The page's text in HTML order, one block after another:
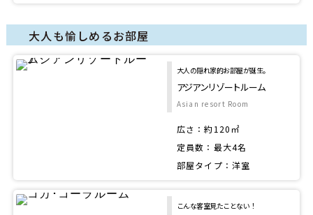
大人も愉しめるお部屋
大人の隠れ家的お部屋が誕生。
アジアンリゾートルーム
Asian resort Room
広さ：約120㎡
定員数：最大4名
部屋タイプ：洋室
こんな客室見たことない！